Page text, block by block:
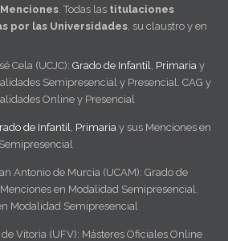
. Todas las titulaciones
por las Universidades , su claustro y en
Cela (UCJC): Grado de Infantil Primaria y
Semipresencial y Presencial. CAG y
Online y Presencial
de Infantil Primaria y sus Menciones en
Antonio de Murcia (UCAM): Grado de
en Modalidad Semipresencial.
Modalidad Semipresencial
Vitoria (UFV): Másteres Oficiales Online